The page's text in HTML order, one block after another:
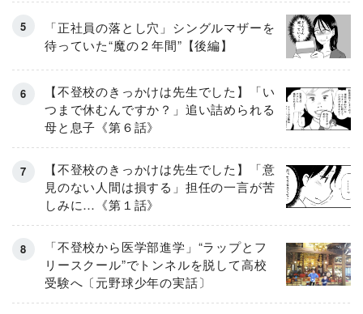
「正社員の落とし穴」シングルマザーを
待っていた“魔の２年間”【後編】
【不登校のきっかけは先生でした】「い
つまで休むんですか？」追い詰められる
母と息子《第６話》
【不登校のきっかけは先生でした】「意
見のない人間は損する」担任の一言が苦
しみに…《第１話》
「不登校から医学部進学」“ラップとフ
リースクール”でトンネルを脱して高校
受験へ〔元野球少年の実話〕